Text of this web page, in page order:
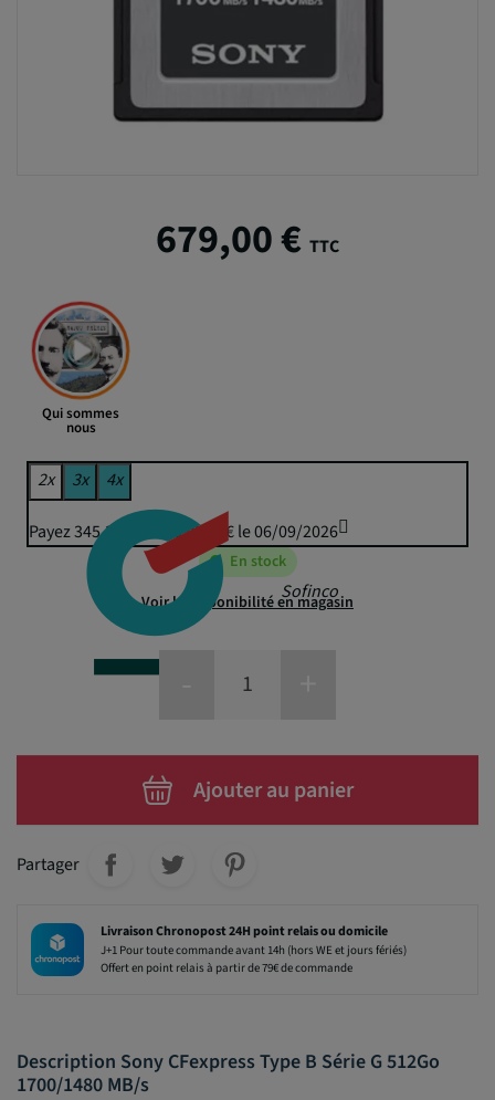
679,00 € TTC
Qui sommes
nous
Sofinco
2x 3x 4x
Payez 345,33 € puis 339,50 € le 06/09/2026
En stock
Voir la disponibilité en magasin
Ajouter au panier
Partager
Livraison Chronopost 24H point relais ou domicile
J+1 Pour toute commande avant 14h (hors WE et jours fériés)
Offert en point relais à partir de 79€ de commande
Description Sony CFexpress Type B Série G 512Go
1700/1480 MB/s